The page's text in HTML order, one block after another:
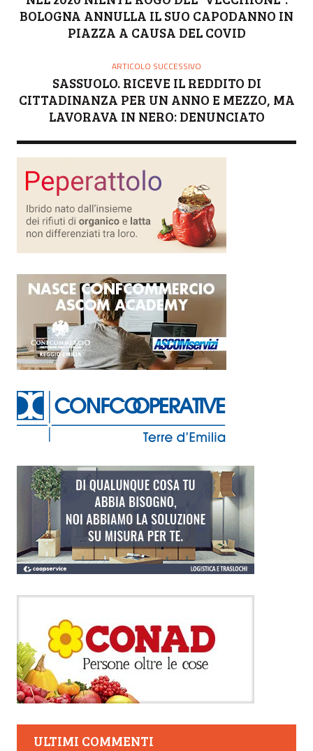
E
BOLOGNA ANNULLA IL SUO CAPODANNO IN
PIAZZA A CAUSA DEL COVID
ARTICOLO SUCCESSIVO
SASSUOLO. RICEVE IL REDDITO DI
CITTADINANZA PER UN ANNO E MEZZO, MA
LAVORAVA IN NERO: DENUNCIATO
ULTIMI COMMENTI